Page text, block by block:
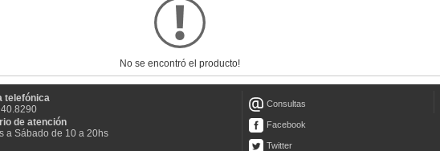
No se encontró el producto!
telefónica
de atención
a Sábado de 10 a 20hs
Consultas
Facebook
Twitter